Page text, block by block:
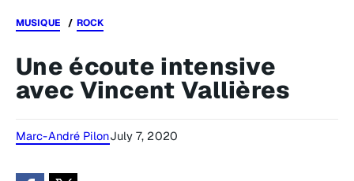
MUSIQUE ROCK
Une écoute intensive
avec Vincent Vallières
Marc-André PilonJuly 7, 2020